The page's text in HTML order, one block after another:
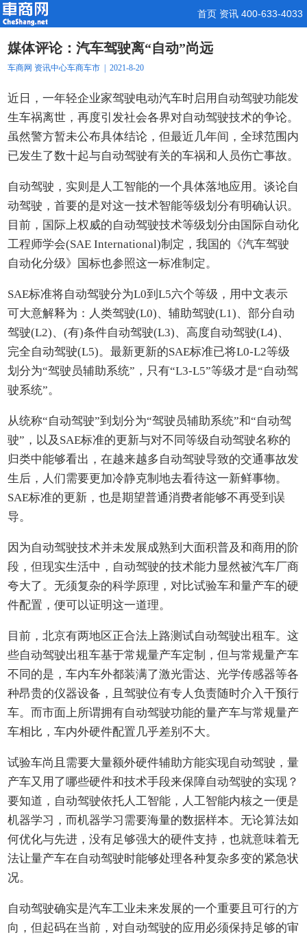
首页 资讯 400-633-4033
媒体评论：汽车驾驶离“自动”尚远
车商网 资讯中心车商车市 | 2021-8-20
近日，一年轻企业家驾驶电动汽车时启用自动驾驶功能发
生车祸离世，再度引发社会各界对自动驾驶技术的争论。
虽然警方暂未公布具体结论，但最近几年间，全球范围内
已发生了数十起与自动驾驶有关的车祸和人员伤亡事故。
自动驾驶，实则是人工智能的一个具体落地应用。谈论自
动驾驶，首要的是对这一技术智能等级划分有明确认识。
目前，国际上权威的自动驾驶技术等级划分由国际自动化
工程师学会(SAE International)制定，我国的《汽车驾驶
自动化分级》国标也参照这一标准制定。
SAE标准将自动驾驶分为L0到L5六个等级，用中文表示
可大意解释为：人类驾驶(L0)、辅助驾驶(L1)、部分自动
驾驶(L2)、(有)条件自动驾驶(L3)、高度自动驾驶(L4)、
完全自动驾驶(L5)。最新更新的SAE标准已将L0-L2等级
划分为“驾驶员辅助系统”，只有“L3-L5”等级才是“自动驾
驶系统”。
从统称“自动驾驶”到划分为“驾驶员辅助系统”和“自动驾
驶”，以及SAE标准的更新与对不同等级自动驾驶名称的
归类中能够看出，在越来越多自动驾驶导致的交通事故发
生后，人们需要更加冷静克制地去看待这一新鲜事物。
SAE标准的更新，也是期望普通消费者能够不再受到误
导。
因为自动驾驶技术并未发展成熟到大面积普及和商用的阶
段，但现实生活中，自动驾驶的技术能力显然被汽车厂商
夸大了。无须复杂的科学原理，对比试验车和量产车的硬
件配置，便可以证明这一道理。
目前，北京有两地区正合法上路测试自动驾驶出租车。这
些自动驾驶出租车基于常规量产车定制，但与常规量产车
不同的是，车内车外都装满了激光雷达、光学传感器等各
种昂贵的仪器设备，且驾驶位有专人负责随时介入干预行
车。而市面上所谓拥有自动驾驶功能的量产车与常规量产
车相比，车内外硬件配置几乎差别不大。
试验车尚且需要大量额外硬件辅助方能实现自动驾驶，量
产车又用了哪些硬件和技术手段来保障自动驾驶的实现？
要知道，自动驾驶依托人工智能，人工智能内核之一便是
机器学习，而机器学习需要海量的数据样本。无论算法如
何优化与先进，没有足够强大的硬件支持，也就意味着无
法让量产车在自动驾驶时能够处理各种复杂多变的紧急状
况。
自动驾驶确实是汽车工业未来发展的一个重要且可行的方
向，但起码在当前，对自动驾驶的应用必须保持足够的审